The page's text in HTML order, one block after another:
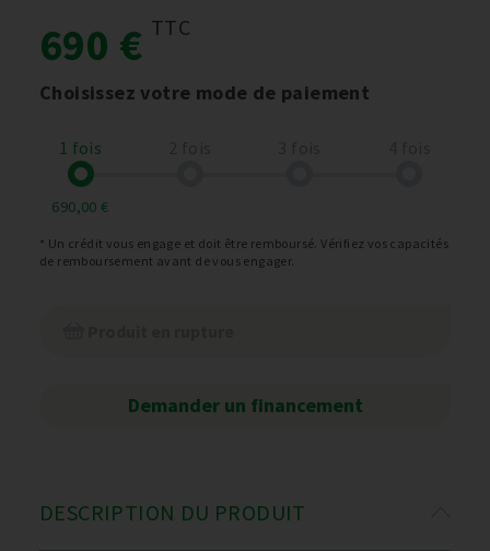
690 € TTC
Choisissez votre mode de paiement
1 fois
690,00 €
* Un crédit vous engage et doit être remboursé. Vérifiez vos capacités
de remboursement avant de vous engager.
Demander un financement
DESCRIPTION DU PRODUIT